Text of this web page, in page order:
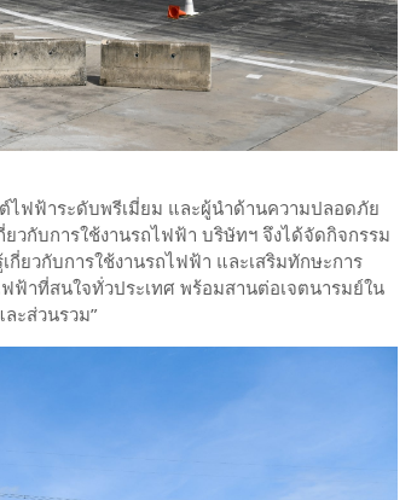
ไฟฟ้าระดับพรีเมี่ยม และผู้นำด้านความปลอดภัย
วกับการใช้งานรถไฟฟ้า บริษัทฯ จึงได้จัดกิจกรรม
กี่ยวกับการใช้งานรถไฟฟ้า และเสริมทักษะการ
าที่สนใจทั่วประเทศ พร้อมสานต่อเจตนารมย์ใน
ะส่วนรวม”